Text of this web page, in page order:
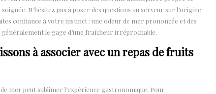
N’hésitez pas à poser des questions au serveur sur l’origine
confiance à votre instinct : une odeur de mer prononcée et des
le gage d’une fraîcheur irréprochable.
à associer avec un repas de fruits
mer peut sublimer l’expérience gastronomique. Pour